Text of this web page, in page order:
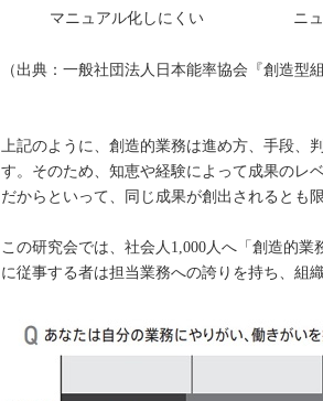
マニュアル化しにくい
ニ
（出典：一般社団法人日本能率協会『創造型
上記のように、創造的業務は進め方、手段、
す。そのため、知恵や経験によって成果のレ
だからといって、同じ成果が創出されるとも限
この研究会では、社会人1,000人へ「創造的
に従事する者は担当業務への誇りを持ち、組